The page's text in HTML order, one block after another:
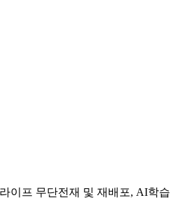
이프 무단전재 및 재배포, AI학습